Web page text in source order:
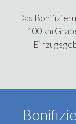
Das
100 km